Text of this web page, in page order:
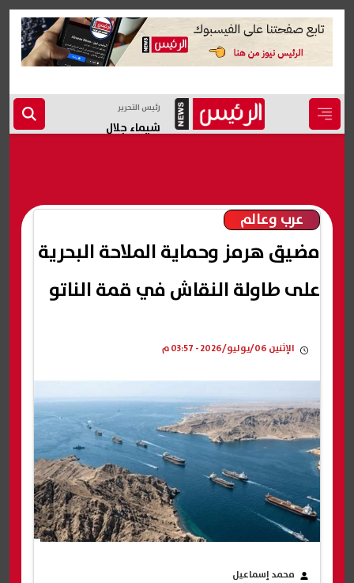
رئيس التحرير
شيماء جلال
عرب وعالم
مضيق هرمز وحماية الملاحة البحرية
على طاولة النقاش في قمة الناتو
الإثنين 06/يوليو/2026 - 03:57 م
محمد إسماعيل